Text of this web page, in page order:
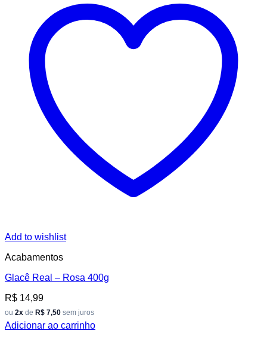
Add to wishlist
Acabamentos
Glacê Real – Rosa 400g
R$ 14,99
ou 2x de R$ 7,50 sem juros
Adicionar ao carrinho